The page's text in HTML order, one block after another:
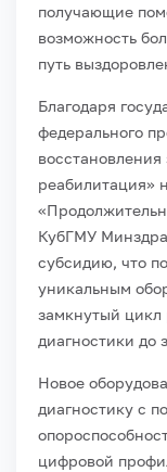
получающие
возможность
путь
Благодаря
федерального
реабилитация»
КубГМУ
субсидию, что
уникальным
замкнутый цикл
диагностики до
Новое
диагностику с
цифровой